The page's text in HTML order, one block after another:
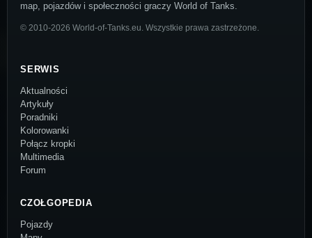
map, pojazdów i społeczności graczy World of Tanks.
© 2010-2026 World-of-Tanks.eu. Wszystkie prawa zastrzeżone.
SERWIS
Aktualności
Artykuły
Poradniki
Kolorowanki
Połącz kropki
Multimedia
Forum
CZOŁGOPEDIA
Pojazdy